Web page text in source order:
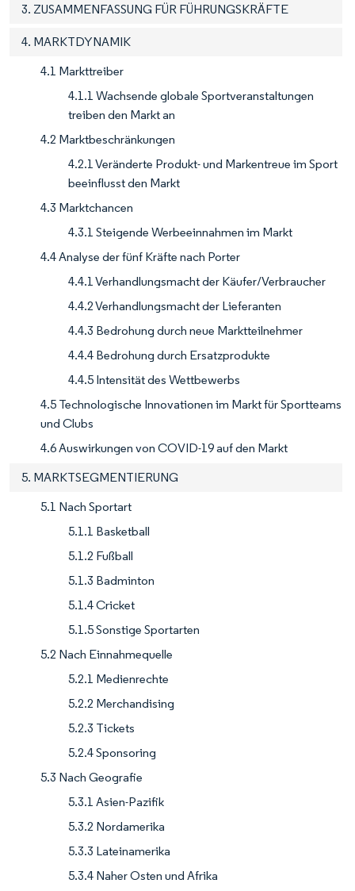
3. ZUSAMMENFASSUNG FÜR FÜHRUNGSKRÄFTE
4. MARKTDYNAMIK
4.1 Markttreiber
4.1.1 Wachsende globale Sportveranstaltungen
treiben den Markt an
4.2 Marktbeschränkungen
4.2.1 Veränderte Produkt- und Markentreue im Sport
beeinflusst den Markt
4.3 Marktchancen
4.3.1 Steigende Werbeeinnahmen im Markt
4.4 Analyse der fünf Kräfte nach Porter
4.4.1 Verhandlungsmacht der Käufer/Verbraucher
4.4.2 Verhandlungsmacht der Lieferanten
4.4.3 Bedrohung durch neue Marktteilnehmer
4.4.4 Bedrohung durch Ersatzprodukte
4.4.5 Intensität des Wettbewerbs
4.5 Technologische Innovationen im Markt für Sportteams
und Clubs
4.6 Auswirkungen von COVID-19 auf den Markt
5. MARKTSEGMENTIERUNG
5.1 Nach Sportart
5.1.1 Basketball
5.1.2 Fußball
5.1.3 Badminton
5.1.4 Cricket
5.1.5 Sonstige Sportarten
5.2 Nach Einnahmequelle
5.2.1 Medienrechte
5.2.2 Merchandising
5.2.3 Tickets
5.2.4 Sponsoring
5.3 Nach Geografie
5.3.1 Asien-Pazifik
5.3.2 Nordamerika
5.3.3 Lateinamerika
5.3.4 Naher Osten und Afrika